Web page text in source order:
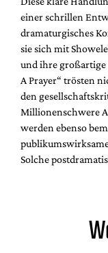
einer schrillen
dramaturgisches
sie sich mit
und ihre großartige
A Prayer“ trösten
den
Millionenschwere
werden ebenso
Solche